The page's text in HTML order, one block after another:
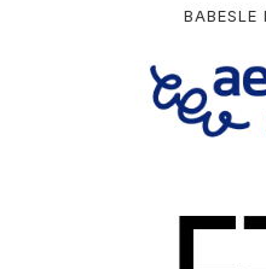
BABESLE